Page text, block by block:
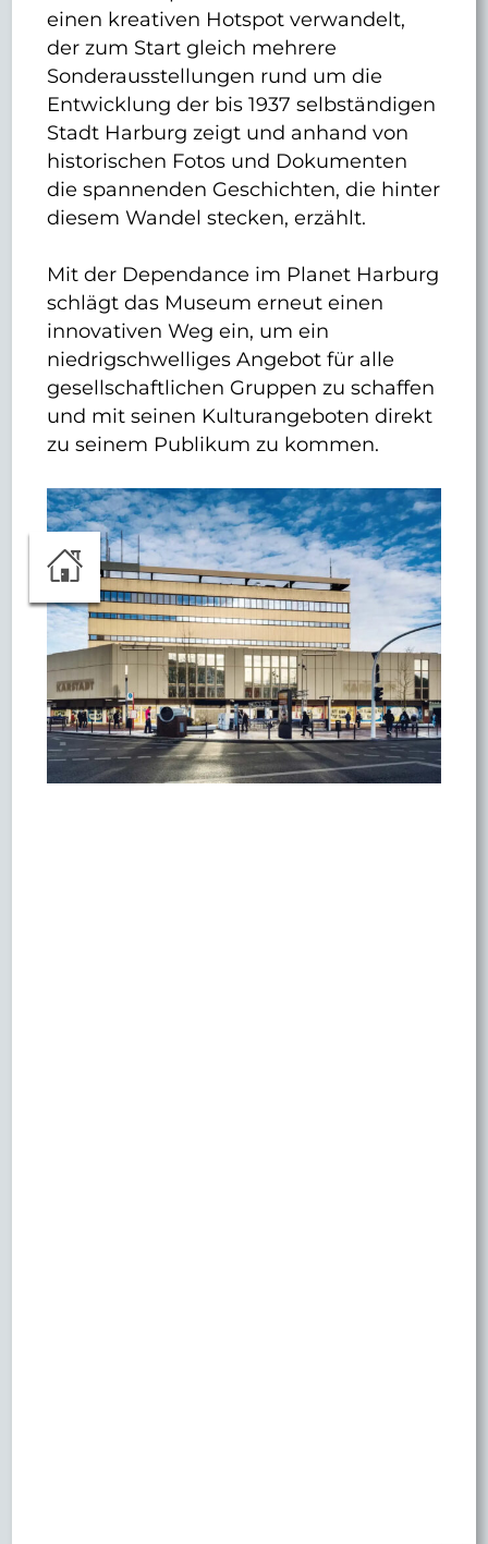
einen kreativen Hotspot verwandelt,
der zum Start gleich mehrere
Sonderausstellungen rund um die
Entwicklung der bis 1937 selbständigen
Stadt Harburg zeigt und anhand von
historischen Fotos und Dokumenten
die spannenden Geschichten, die hinter
diesem Wandel stecken, erzählt.
Mit der Dependance im Planet Harburg
schlägt das Museum erneut einen
innovativen Weg ein, um ein
niedrigschwelliges Angebot für alle
gesellschaftlichen Gruppen zu schaffen
und mit seinen Kulturangeboten direkt
zu seinem Publikum zu kommen.